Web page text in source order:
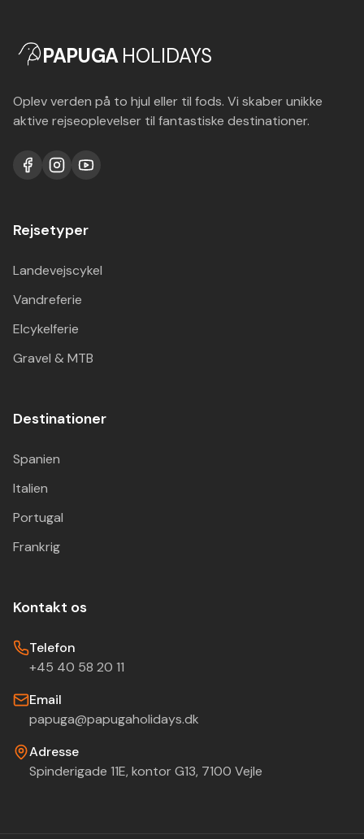
PAPUGA HOLIDAYS
Oplev verden på to hjul eller til fods. Vi skaber unikke
aktive rejseoplevelser til fantastiske destinationer.
Rejsetyper
Landevejscykel
Vandreferie
Elcykelferie
Gravel & MTB
Destinationer
Spanien
Italien
Portugal
Frankrig
Kontakt os
Telefon
+45 40 58 20 11
Email
papuga@papugaholidays.dk
Adresse
Spinderigade 11E, kontor G13, 7100 Vejle